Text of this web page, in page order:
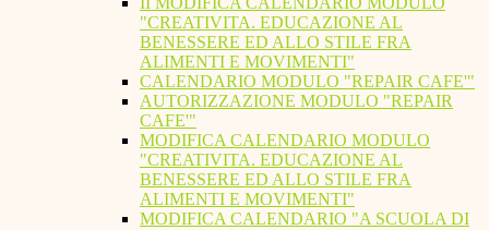
"CREATIVITA. EDUCAZIONE AL
BENESSERE ED ALLO STILE FRA
ALIMENTI E MOVIMENTI"
CALENDARIO MODULO "REPAIR CAFE'"
AUTORIZZAZIONE MODULO "REPAIR
CAFE'"
MODIFICA CALENDARIO MODULO
"CREATIVITA. EDUCAZIONE AL
BENESSERE ED ALLO STILE FRA
ALIMENTI E MOVIMENTI"
MODIFICA CALENDARIO "A SCUOLA DI